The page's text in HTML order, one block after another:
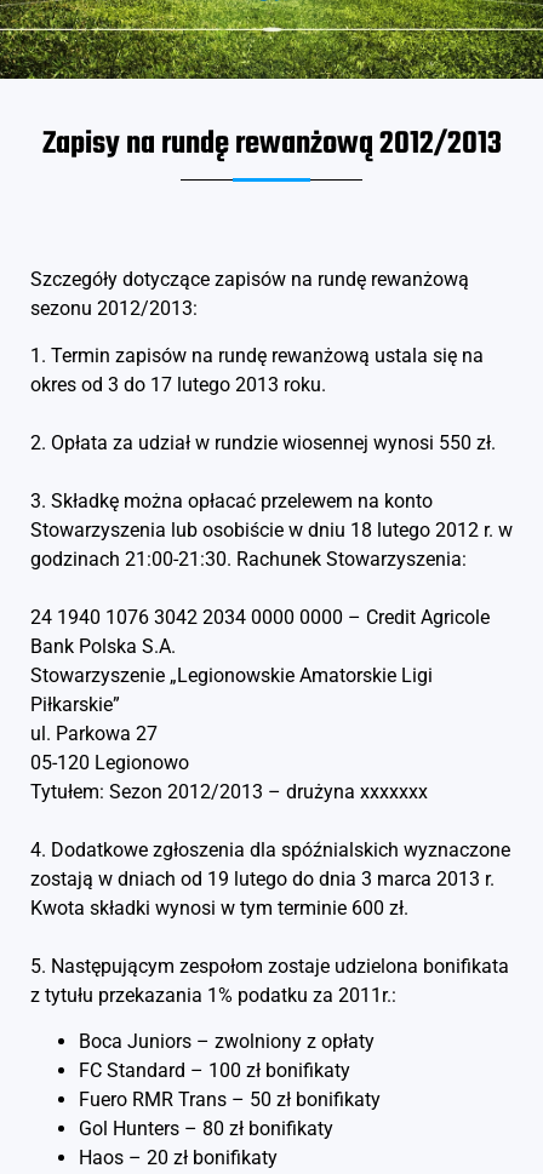
Zapisy na rundę rewanżową 2012/2013
Szczegóły dotyczące zapisów na rundę rewanżową
sezonu 2012/2013:
1. Termin zapisów na rundę rewanżową ustala się na
okres od 3 do 17 lutego 2013 roku.
2. Opłata za udział w rundzie wiosennej wynosi 550 zł.
3. Składkę można opłacać przelewem na konto
Stowarzyszenia lub osobiście w dniu 18 lutego 2012 r. w
godzinach 21:00-21:30. Rachunek Stowarzyszenia:
24 1940 1076 3042 2034 0000 0000 – Credit Agricole
Bank Polska S.A.
Stowarzyszenie „Legionowskie Amatorskie Ligi
Piłkarskie”
ul. Parkowa 27
05-120 Legionowo
Tytułem: Sezon 2012/2013 – drużyna xxxxxxx
4. Dodatkowe zgłoszenia dla spóźnialskich wyznaczone
zostają w dniach od 19 lutego do dnia 3 marca 2013 r.
Kwota składki wynosi w tym terminie 600 zł.
5. Następującym zespołom zostaje udzielona bonifikata
z tytułu przekazania 1% podatku za 2011r.:
Boca Juniors – zwolniony z opłaty
FC Standard – 100 zł bonifikaty
Fuero RMR Trans – 50 zł bonifikaty
Gol Hunters – 80 zł bonifikaty
Haos – 20 zł bonifikaty